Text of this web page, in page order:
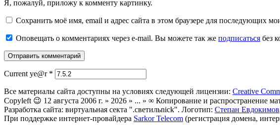
Я, пожалуй, приложу к комменту картинку.
Сохранить моё имя, email и адрес сайта в этом браузере для последующих
Оповещать о комментариях через e-mail. Вы можете так же подписаться без
Current ye@r *
Все материалы сайта доступны на условиях следующей лицензии: Creative
Copyleft 😉 12 августа 2006 г. » 2026 » ... » ∞ Копирование и распространение
Разработка сайта: виртуальная секта ".светильnick". Логотип: Степан Евдокимов
При поддержке интернет-провайдера Sarkor Telecom (регистрация домена,